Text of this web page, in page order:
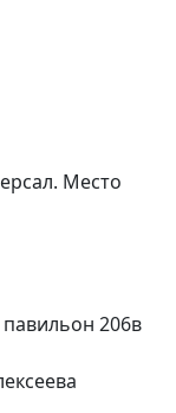
Место
206в